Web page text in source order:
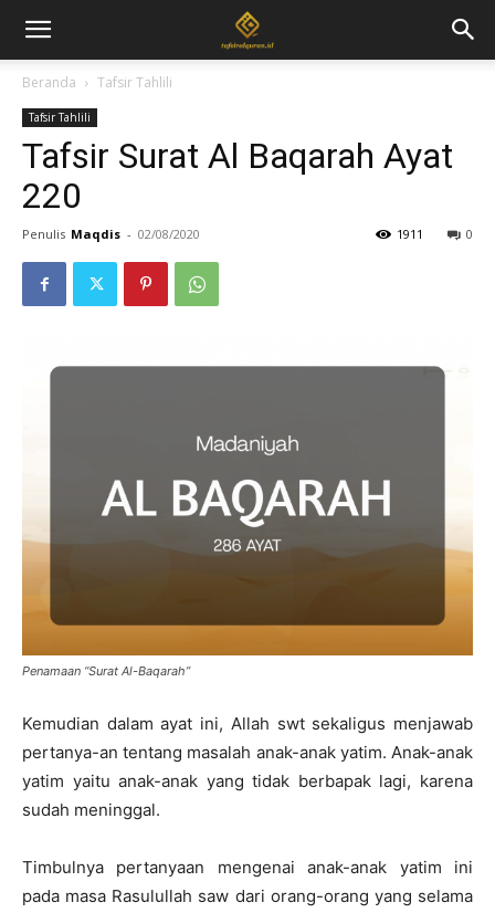
Beranda Tafsir Tahlili
Tafsir Tahlili
Tafsir Surat Al Baqarah Ayat
220
Penulis Maqdis - 02/08/2020 0
1911
Penamaan “Surat Al-Baqarah”
Kemudian dalam ayat ini, Allah swt sekaligus menjawab
pertanya-an tentang masalah anak-anak yatim. Anak-anak
yatim yaitu anak-anak yang tidak berbapak lagi, karena
sudah meninggal.
Timbulnya pertanyaan mengenai anak-anak yatim ini
pada masa Rasulullah saw dari orang-orang yang selama